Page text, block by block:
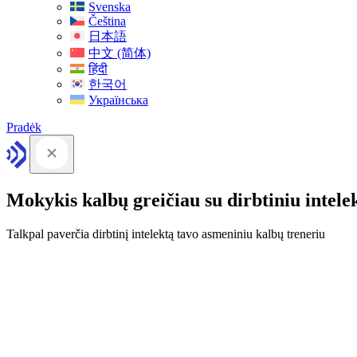
Svenska
Čeština
日本語
中文 (简体)
हिंदी
한국어
Українська
Pradėk
Mokykis kalbų greičiau su dirbtiniu
Talkpal paverčia dirbtinį intelektą tavo asmeniniu kalbų treneriu